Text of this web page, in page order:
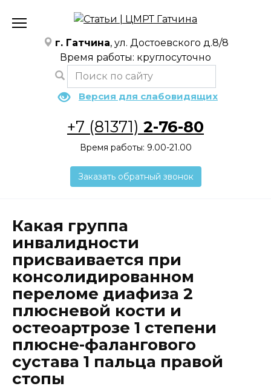
содержанию
г. Гатчина, ул. Достоевского д.8/8
Время работы: круглосуточно
Версия для слабовидящих
+7 (81371) 2-76-80
Время работы: 9.00-21.00
Заказать обратный звонок
Какая группа
инвалидности
присваивается при
консолидированном
переломе диафиза 2
плюсневой кости и
остеоартрозе 1 степени
плюсне-фалангового
сустава 1 пальца правой
стопы